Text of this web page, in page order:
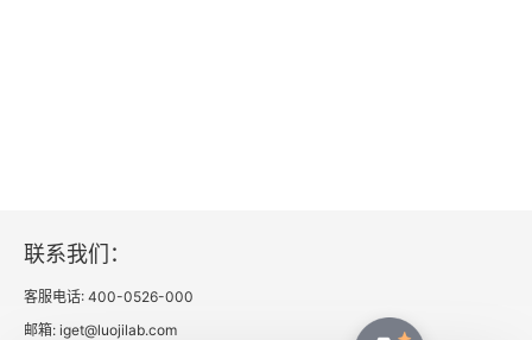
联系我们：
客服电话: 400-0526-000
邮箱: iget@luojilab.com